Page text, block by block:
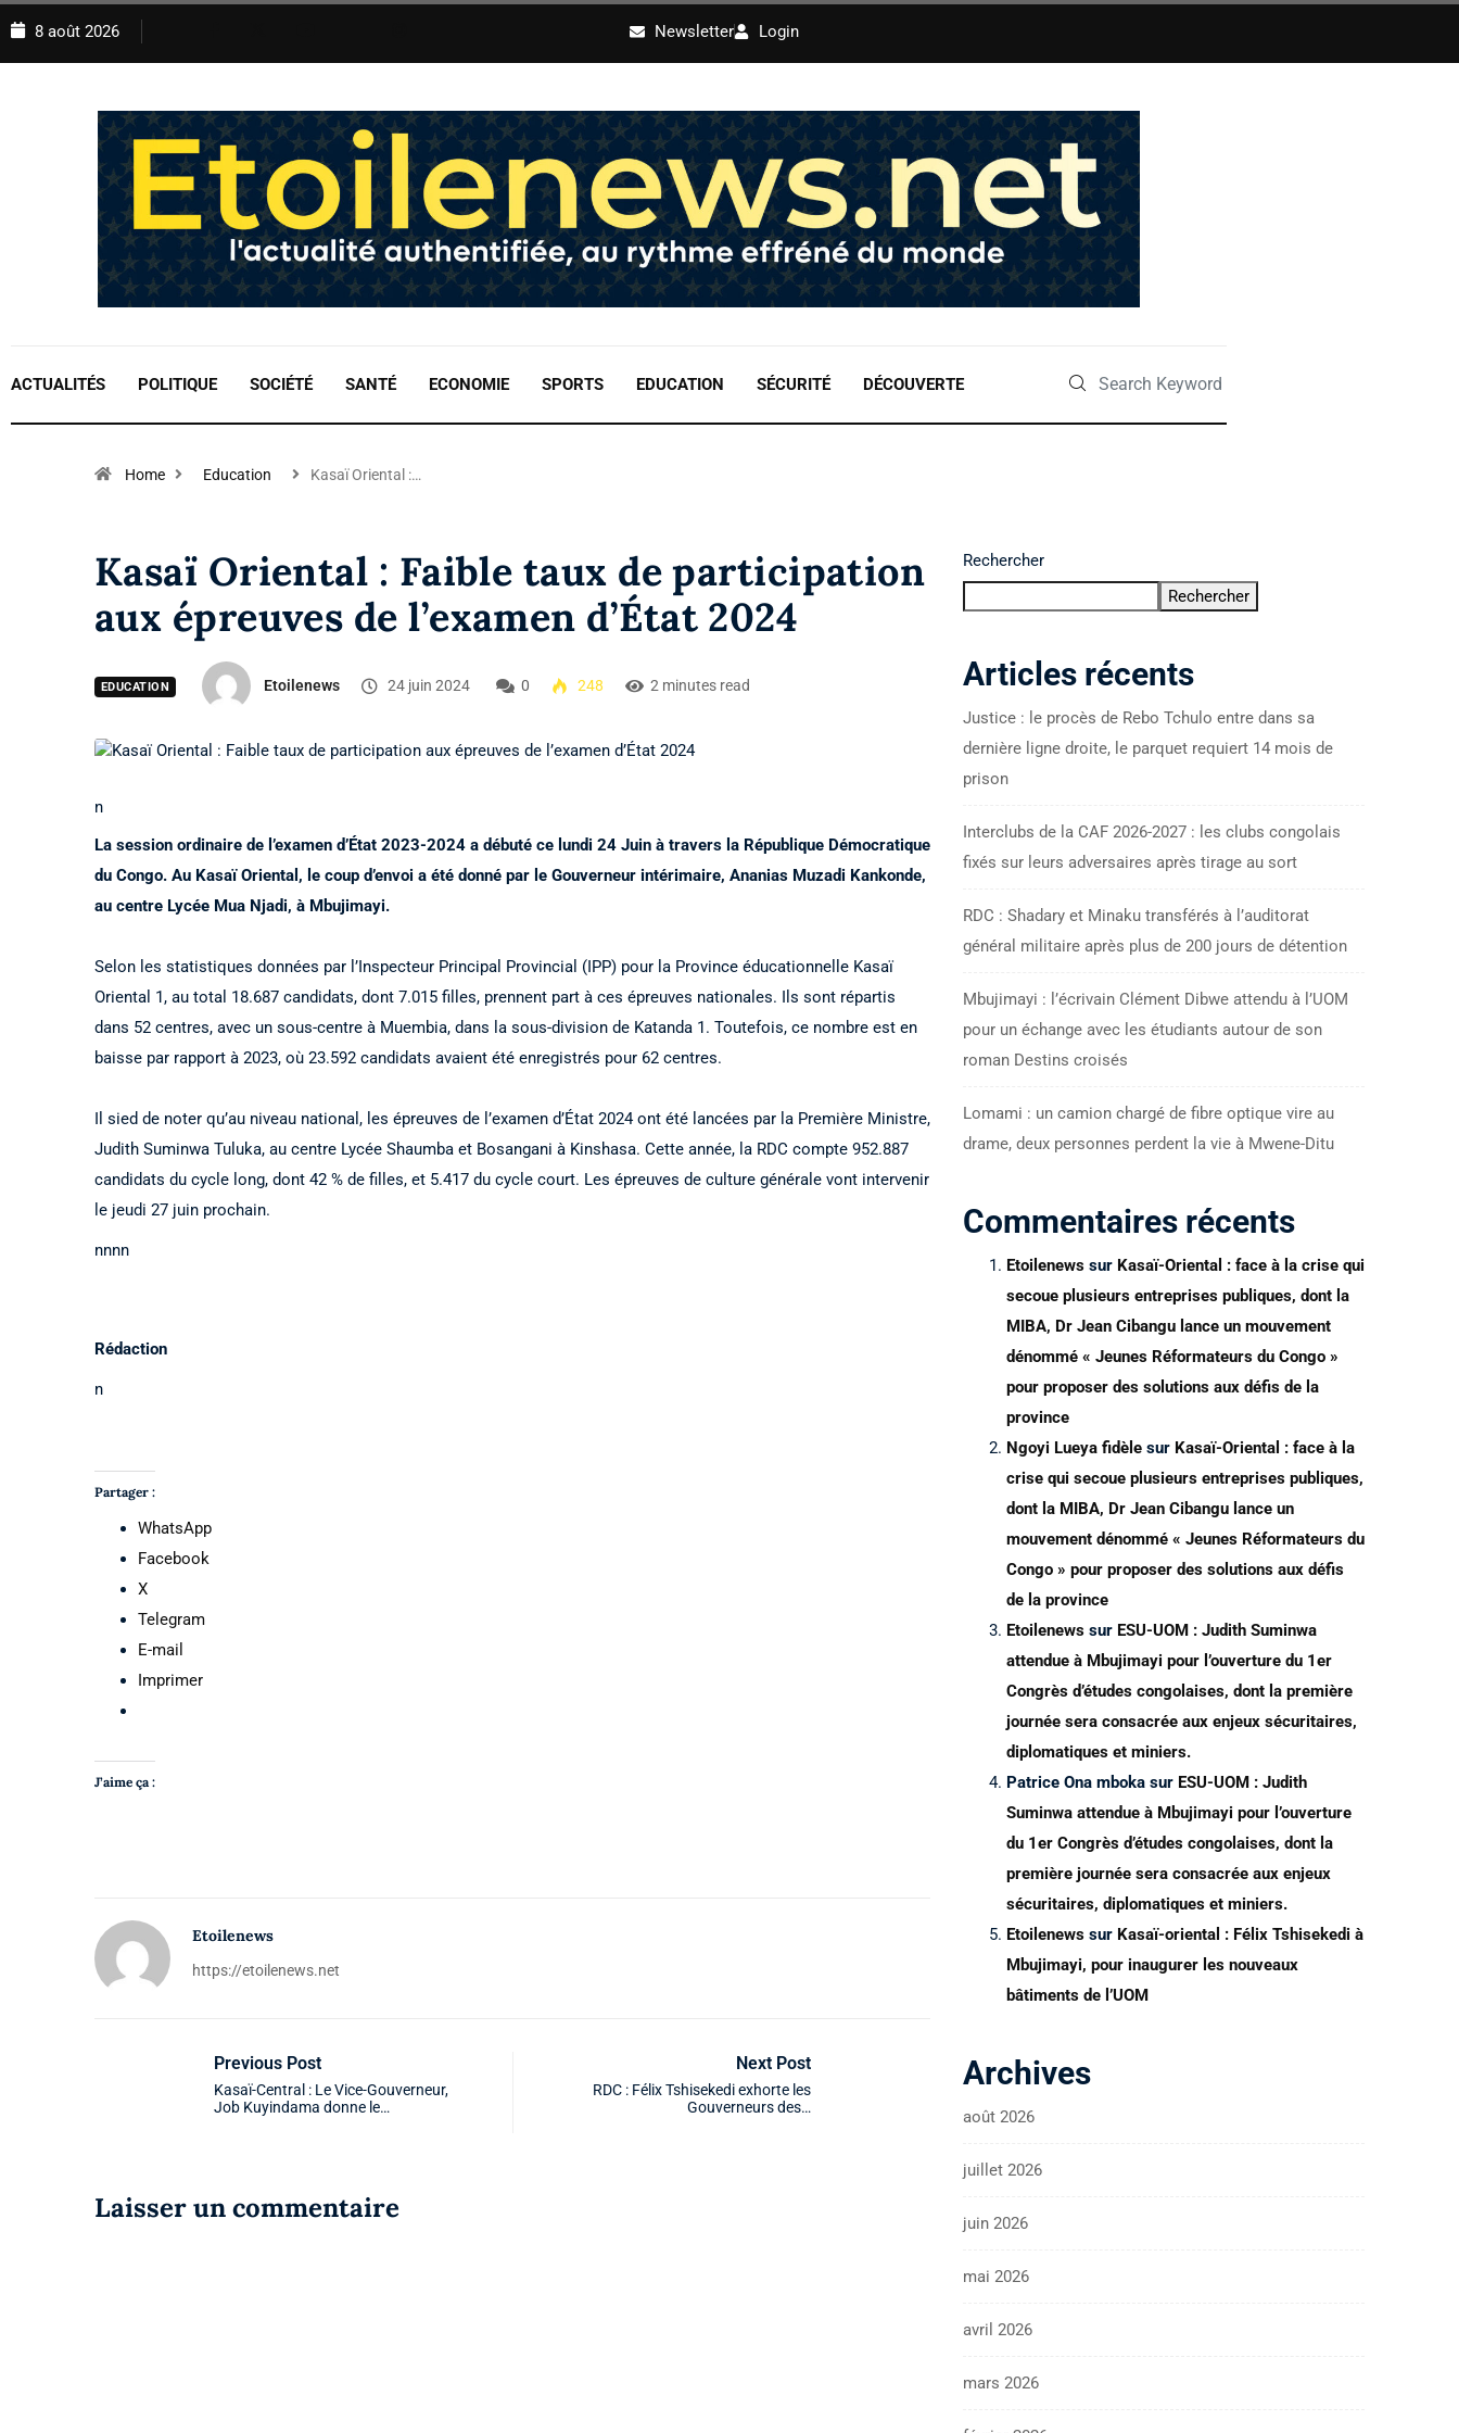
8 août 2026 Newsletter Login
ACTUALITÉS POLITIQUE SOCIÉTÉ SANTÉ ECONOMIE SPORTS EDUCATION SÉCURITÉ DÉCOUVERTE
Home Education Kasaï Oriental :…
Kasaï Oriental : Faible taux de participation
aux épreuves de l’examen d’État 2024
EDUCATION Etoilenews 24 juin 2024 0 248 2 minutes read
n
La session ordinaire de l’examen d’État 2023-2024 a débuté ce lundi 24 Juin à travers la République Démocratique
du Congo. Au Kasaï Oriental, le coup d’envoi a été donné par le Gouverneur intérimaire, Ananias Muzadi Kankonde,
au centre Lycée Mua Njadi, à Mbujimayi.
Selon les statistiques données par l’Inspecteur Principal Provincial (IPP) pour la Province éducationnelle Kasaï
Oriental 1, au total 18.687 candidats, dont 7.015 filles, prennent part à ces épreuves nationales. Ils sont répartis
dans 52 centres, avec un sous-centre à Muembia, dans la sous-division de Katanda 1. Toutefois, ce nombre est en
baisse par rapport à 2023, où 23.592 candidats avaient été enregistrés pour 62 centres.
Il sied de noter qu’au niveau national, les épreuves de l’examen d’État 2024 ont été lancées par la Première Ministre,
Judith Suminwa Tuluka, au centre Lycée Shaumba et Bosangani à Kinshasa. Cette année, la RDC compte 952.887
candidats du cycle long, dont 42 % de filles, et 5.417 du cycle court. Les épreuves de culture générale vont intervenir
le jeudi 27 juin prochain.
nnnn
Rédaction
n
Partager :
WhatsApp
Facebook
X
Telegram
E-mail
Imprimer
J’aime ça :
Etoilenews
https://etoilenews.net
Previous Post
Kasaï-Central : Le Vice-Gouverneur,
Job Kuyindama donne le…
Next Post
RDC : Félix Tshisekedi exhorte les
Gouverneurs des…
Laisser un commentaire
Rechercher
Rechercher
Articles récents
Justice : le procès de Rebo Tchulo entre dans sa
dernière ligne droite, le parquet requiert 14 mois de
prison
Interclubs de la CAF 2026-2027 : les clubs congolais
fixés sur leurs adversaires après tirage au sort
RDC : Shadary et Minaku transférés à l’auditorat
général militaire après plus de 200 jours de détention
Mbujimayi : l’écrivain Clément Dibwe attendu à l’UOM
pour un échange avec les étudiants autour de son
roman Destins croisés
Lomami : un camion chargé de fibre optique vire au
drame, deux personnes perdent la vie à Mwene-Ditu
Commentaires récents
Etoilenews sur Kasaï-Oriental : face à la crise qui
secoue plusieurs entreprises publiques, dont la
MIBA, Dr Jean Cibangu lance un mouvement
dénommé « Jeunes Réformateurs du Congo »
pour proposer des solutions aux défis de la
province
Ngoyi Lueya fidèle sur Kasaï-Oriental : face à la
crise qui secoue plusieurs entreprises publiques,
dont la MIBA, Dr Jean Cibangu lance un
mouvement dénommé « Jeunes Réformateurs du
Congo » pour proposer des solutions aux défis
de la province
Etoilenews sur ESU-UOM : Judith Suminwa
attendue à Mbujimayi pour l’ouverture du 1er
Congrès d’études congolaises, dont la première
journée sera consacrée aux enjeux sécuritaires,
diplomatiques et miniers.
Patrice Ona mboka sur ESU-UOM : Judith
Suminwa attendue à Mbujimayi pour l’ouverture
du 1er Congrès d’études congolaises, dont la
première journée sera consacrée aux enjeux
sécuritaires, diplomatiques et miniers.
Etoilenews sur Kasaï-oriental : Félix Tshisekedi à
Mbujimayi, pour inaugurer les nouveaux
bâtiments de l’UOM
Archives
août 2026
juillet 2026
juin 2026
mai 2026
avril 2026
mars 2026